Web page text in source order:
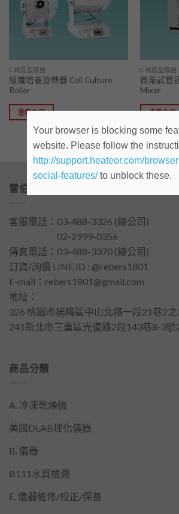
C.精度型儀器
組織培養旋轉器 Cell Culture
Roller
查看內容
C.精度型儀器
微量試管
Mixer
查看內容
雷伯斯儀器有限公司
客服電話： 03-488-3326 (總公司)
02-2999-0356
傳真電話：03-488-3370 (總公司)
訂貨/詢價 LINE ID : @rebers1801
E-mail： rebers1801@gmail.com
地址：
326 桃園市楊梅區中山北路一段21巷2
241新北市三重區光復路2段143巷8-3號
商品分類
A. 冷凍乾燥機
美國DLAB理化儀器
B. 儀器
B111水質檢測
E. 儀器維修/校正/保養
Your browser is blocking some
website. Please follow the
http://support.heateor.com/
social-features/to unblock these.